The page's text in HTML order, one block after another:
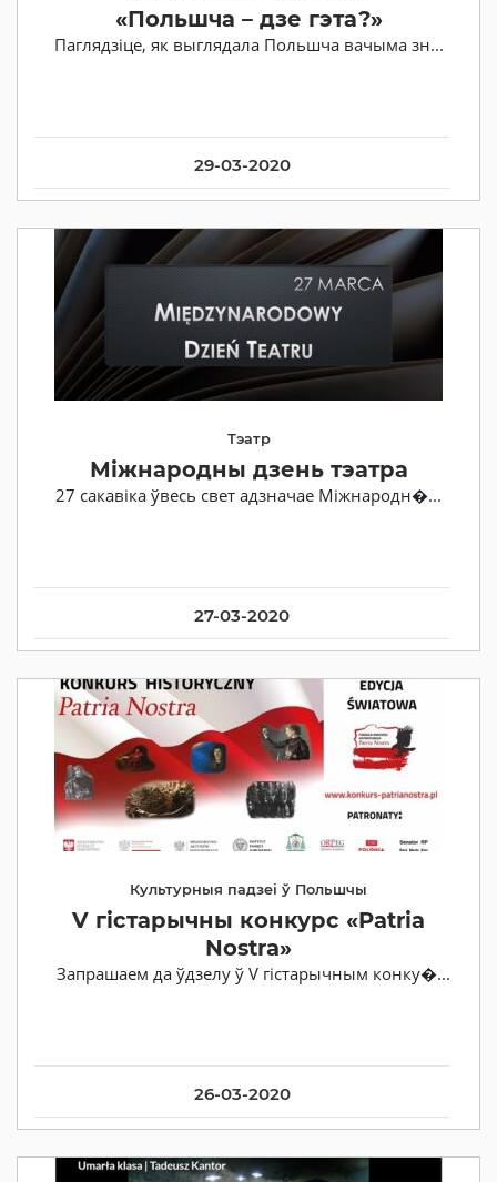
29-03-2020
«Польшча – дзе гэта?»
Паглядзіце, як выглядала Польшча вачыма зн...
27-03-2020
Тэатр
Міжнародны дзень тэатра
27 сакавіка ўвесь свет адзначае Міжнародн�...
26-03-2020
Культурныя падзеі ў Польшчы
V гістарычны конкурс «Patria
Nostra»
Запрашаем да ўдзелу ў V гістарычным конку�...